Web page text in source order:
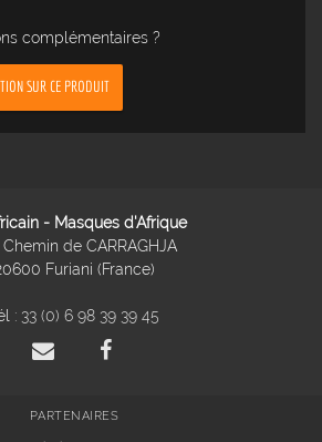
complémentaires ?
SUR CE PRODUIT
- Masques d'Afrique
de CARRAGHJA
Furiani (France)
: 33 (0) 6 98 39 39 45
PARTENAIRES